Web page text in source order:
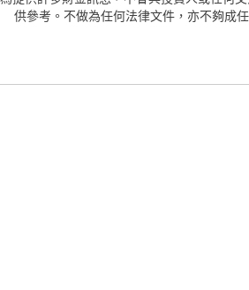
供參考。不做為任何法律文件，亦不夠成